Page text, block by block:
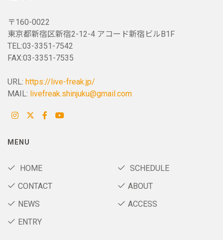
〒160-0022
東京都新宿区新宿2-12-4 アコード新宿ビルB1F
TEL:03-3351-7542
FAX:03-3351-7535
URL: https://live-freak.jp/
MAIL: livefreak.shinjuku@gmail.com
MENU
HOME
SCHEDULE
CONTACT
ABOUT
NEWS
ACCESS
ENTRY